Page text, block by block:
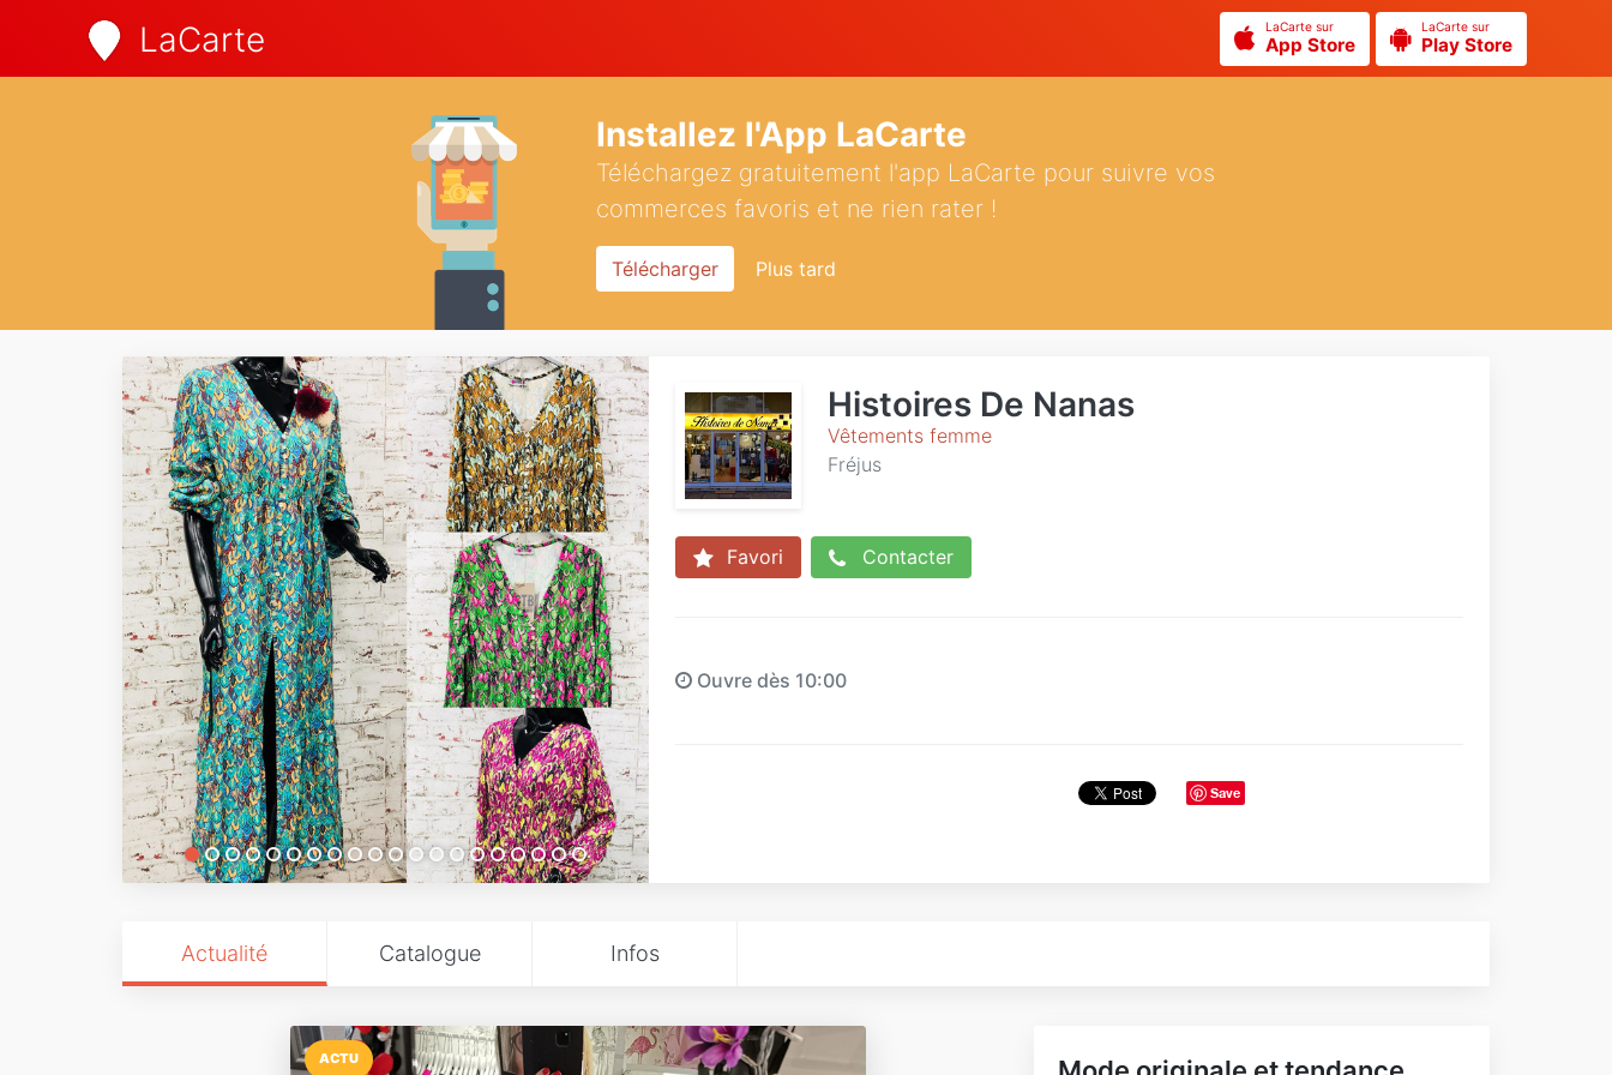
LaCarte LaCarte sur
App Store
LaCarte sur
Play Store
Installez l'App LaCarte
Téléchargez gratuitement l'app LaCarte pour suivre vos
commerces favoris et ne rien rater !
Télécharger Plus tard
Histoires De Nanas
Vêtements femme
Fréjus
Favori Contacter
Ouvre dès 10:00
Save
Actualité Catalogue Infos
ACTU